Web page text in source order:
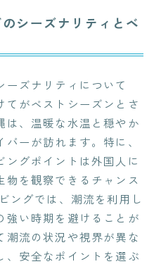
シーズナリティとベ
ズナリティについて
てがベストシーズンとさ
は、温暖な水温と穏やか
ーが訪れます。特に、
グポイントは外国人に
物を観察できるチャンス
ングでは、潮流を利用し
強い時期を避けることが
潮流の状況や視界が異な
、安全なポイントを選ぶ